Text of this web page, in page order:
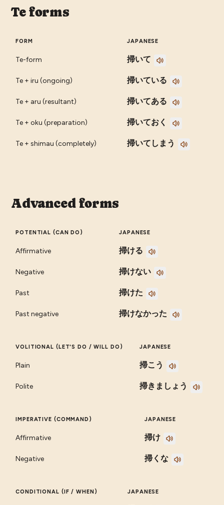
Te forms
FORM JAPANESE
Te-form 掃いて
Te + iru (ongoing) 掃いている
Te + aru (resultant) 掃いてある
Te + oku (preparation) 掃いておく
Te + shimau (completely) 掃いてしまう
Advanced forms
POTENTIAL (CAN DO) JAPANESE
Affirmative 掃ける
Negative 掃けない
Past 掃けた
Past negative 掃けなかった
VOLITIONAL (LET'S DO / WILL DO) JAPANESE
Plain 掃こう
Polite 掃きましょう
IMPERATIVE (COMMAND) JAPANESE
Affirmative 掃け
Negative 掃くな
CONDITIONAL (IF / WHEN) JAPANESE